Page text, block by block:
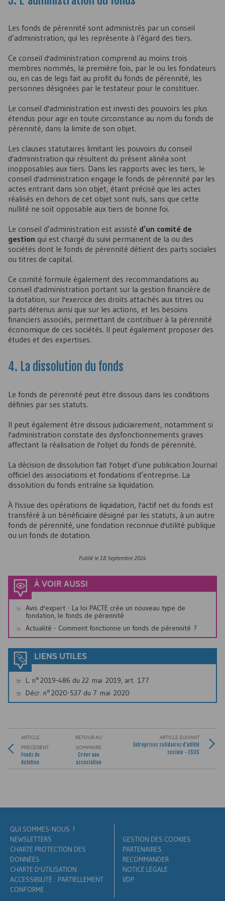
Les fonds de pérennité sont administrés par un conseil
d’administration, qui les représente à l’égard des tiers.
Ce conseil d'administration comprend au moins trois
membres nommés, la première fois, par le ou les fondateurs
ou, en cas de legs fait au profit du fonds de pérennité, les
personnes désignées par le testateur pour le constituer.
Le conseil d'administration est investi des pouvoirs les plus
étendus pour agir en toute circonstance au nom du fonds de
pérennité, dans la limite de son objet.
Les clauses statutaires limitant les pouvoirs du conseil
d'administration qui résultent du présent alinéa sont
inopposables aux tiers. Dans les rapports avec les tiers, le
conseil d'administration engage le fonds de pérennité par les
actes entrant dans son objet, étant précisé que les actes
réalisés en dehors de cet objet sont nuls, sans que cette
nullité ne soit opposable aux tiers de bonne foi.
Le conseil d’administration est assisté d’un comité de
gestion qui est chargé du suivi permanent de la ou des
sociétés dont le fonds de pérennité détient des parts sociales
ou titres de capital.
Ce comité formule également des recommandations au
conseil d'administration portant sur la gestion financière de
la dotation, sur l'exercice des droits attachés aux titres ou
parts détenus ainsi que sur les actions, et les besoins
financiers associés, permettant de contribuer à la pérennité
économique de ces sociétés. Il peut également proposer des
études et des expertises.
4. La dissolution du fonds
Le fonds de pérennité peut être dissous dans les conditions
définies par ses statuts.
Il peut également être dissous judiciairement, notamment si
l'administration constate des dysfonctionnements graves
affectant la réalisation de l'objet du fonds de pérennité.
La décision de dissolution fait l'objet d’une publication Journal
officiel des associations et fondations d’entreprise. La
dissolution du fonds entraîne sa liquidation.
À l'issue des opérations de liquidation, l'actif net du fonds est
transféré à un bénéficiaire désigné par les statuts, à un autre
fonds de pérennité, une fondation reconnue d'utilité publique
ou un fonds de dotation.
Publié le 18 Septembre 2024
À VOIR AUSSI
Avis d'expert - La loi PACTE crée un nouveau type de
fondation, le fonds de pérennité
Actualité - Comment fonctionne un fonds de pérennité ?
LIENS UTILES
L. n° 2019-486 du 22 mai 2019, art. 177
Décr. n° 2020-537 du 7 mai 2020
ARTICLE
PRÉCÉDENT
Fonds de
dotation
RETOUR AU
SOMMAIRE
Créer une
association
ARTICLE SUIVANT
Entreprises solidaires d’utilité
sociale - ESUS
QUI SOMMES-NOUS ?
NEWSLETTERS
CHARTE PROTECTION DES
DONNÉES
CHARTE D'UTILISATION
ACCESSIBILITÉ : PARTIELLEMENT
CONFORME
GESTION DES COOKIES
PARTENAIRES
RECOMMANDER
NOTICE LÉGALE
VDP